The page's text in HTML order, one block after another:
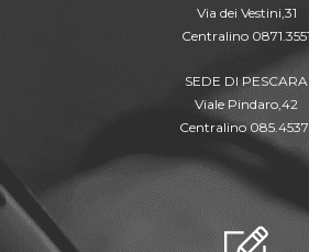
Via dei Vestini,31
Centralino 0871.3551
SEDE DI PESCARA
Viale Pindaro,42
Centralino